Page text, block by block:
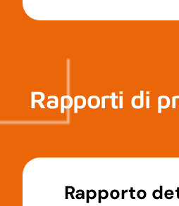
Rapporti di
Rapporto